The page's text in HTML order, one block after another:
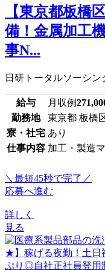
【東京都板橋
備！金属加工
事N...
日研トータルソーシン
給与 月収例
勤務地
東京都 板橋
寮・社宅 あり
仕事内容 加工・製造
＼最短45秒で完了／
応募へ進む
詳しく
見る